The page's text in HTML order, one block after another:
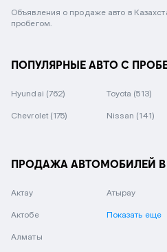
Объявления о продаже авто в
пробегом.
ПОПУЛЯРНЫЕ АВТО С
Hyundai (762) Toyota (513)
Chevrolet (175) Nissan (141)
ПРОДАЖА АВТОМОБИЛЕЙ В
Актау
Актобе
Алматы
Атырау
Показать еще